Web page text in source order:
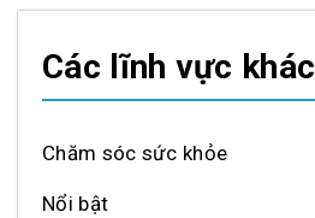
Các lĩnh vực khác
Chăm sóc sức khỏe
Nổi bật